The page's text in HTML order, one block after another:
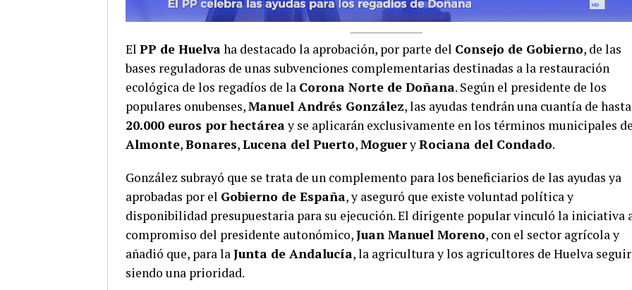
El PP de Huelvaha destacado la aprobación, por parte del Consejo de Gobierno, de las
bases reguladoras de unas subvenciones complementarias destinadas a la restauración
ecológica de los regadíos de la Corona Norte de Doñana. Según el presidente de los
populares onubenses,Manuel Andrés González, las ayudas tendrán una cuantía de hasta
20.000 euros por hectáreay se aplicarán exclusivamente en los términos municipales de
Almonte,Bonares,Lucena del Puerto,MogueryRociana del Condado.
González subrayó que se trata de un complemento para los beneficiarios de las ayudas ya
aprobadas por el Gobierno de España, y aseguró que existe voluntad política y
disponibilidad presupuestaria para su ejecución. El dirigente popular vinculó la iniciativa
compromiso del presidente autonómico,Juan Manuel Moreno, con el sector agrícola y
añadió que, para laJunta de Andalucía, la agricultura y los agricultores de Huelva
siendo una prioridad.